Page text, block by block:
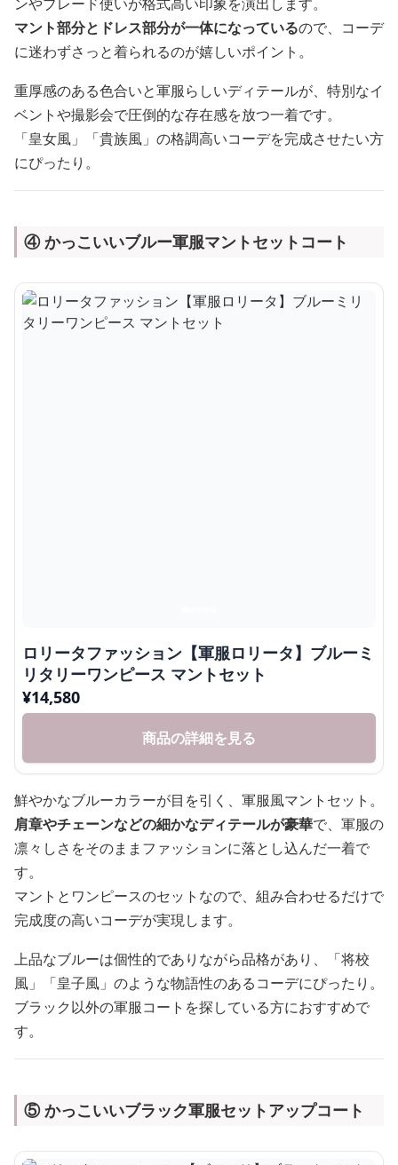
マント部分とドレス部分が一体になっているので、コーデ
に迷わずさっと着られるのが嬉しいポイント。
重厚感のある色合いと軍服らしいディテールが、特別なイ
ベントや撮影会で圧倒的な存在感を放つ一着です。
「皇女風」「貴族風」の格調高いコーデを完成させたい方
にぴったり。
④ かっこいいブルー軍服マントセットコート
ロリータファッション【軍服ロリータ】ブルーミ
リタリーワンピース マントセット
¥14,580
商品の詳細を見る
鮮やかなブルーカラーが目を引く、軍服風マントセット。
肩章やチェーンなどの細かなディテールが豪華で、軍服の
凛々しさをそのままファッションに落とし込んだ一着で
す。
マントとワンピースのセットなので、組み合わせるだけで
完成度の高いコーデが実現します。
上品なブルーは個性的でありながら品格があり、「将校
風」「皇子風」のような物語性のあるコーデにぴったり。
ブラック以外の軍服コートを探している方におすすめで
す。
⑤ かっこいいブラック軍服セットアップコート